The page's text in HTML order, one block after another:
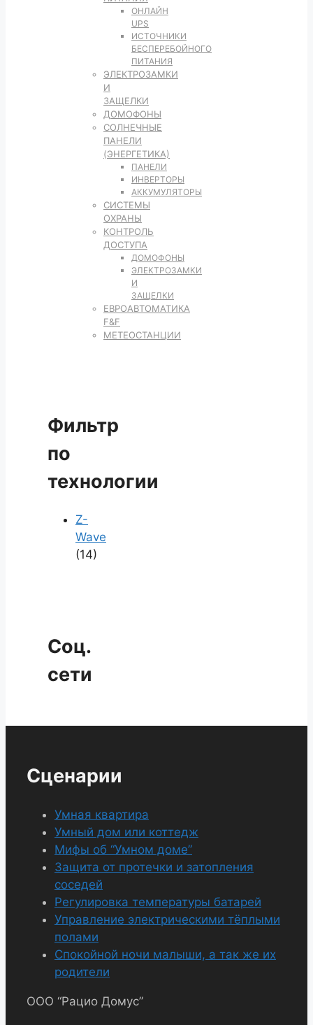
ОНЛАЙН
UPS
ИСТОЧНИКИ
БЕСПЕРЕБОЙНОГО
ПИТАНИЯ
ЭЛЕКТРОЗАМКИ
И
ЗАЩЕЛКИ
ДОМОФОНЫ
СОЛНЕЧНЫЕ
ПАНЕЛИ
(ЭНЕРГЕТИКА)
ПАНЕЛИ
ИНВЕРТОРЫ
АККУМУЛЯТОРЫ
СИСТЕМЫ
ОХРАНЫ
КОНТРОЛЬ
ДОСТУПА
ДОМОФОНЫ
ЭЛЕКТРОЗАМКИ
И
ЗАЩЕЛКИ
ЕВРОАВТОМАТИКА
F&F
МЕТЕОСТАНЦИИ
Фильтр
по
технологии
Z-
Wave
(14)
Соц.
сети
Сценарии
Умная квартира
Умный дом или коттедж
Мифы об “Умном доме”
Защита от протечки и затопления
соседей
Регулировка температуры батарей
Управление электрическими тёплыми
полами
Спокойной ночи малыши, а так же их
родители
ООО “Рацио Домус”